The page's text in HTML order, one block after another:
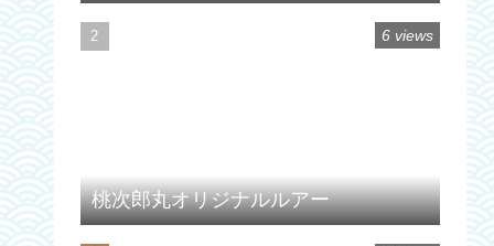
桃次郎丸オリジナルルアー
6 views